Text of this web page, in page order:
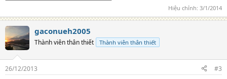
Hiệu chỉnh: 3/1/2014
gaconueh2005
Thành viên thân thiết Thành viên thân thiết
26/12/2013 #3